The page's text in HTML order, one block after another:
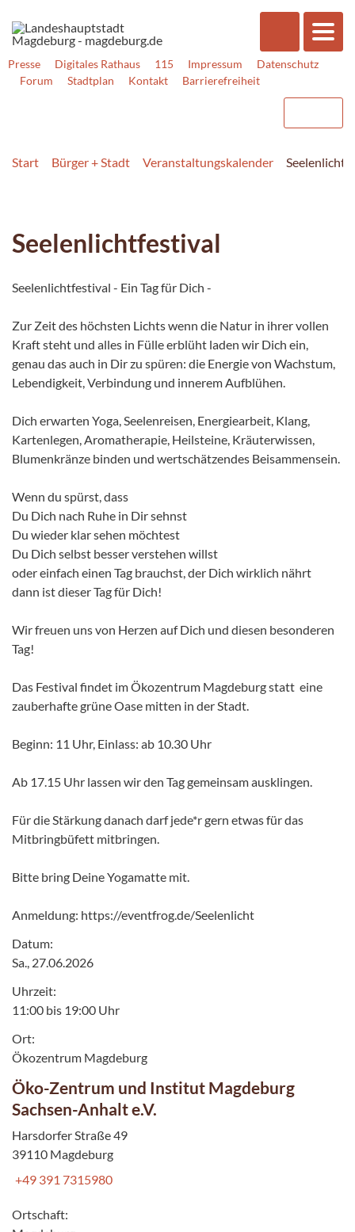
Presse Digitales Rathaus 115 Impressum
Datenschutz
Forum
Stadtplan Kontakt Barrierefreiheit
Start Bürger + Stadt Veranstaltungskalender
Seelenlichtfestival
Seelenlichtfestival - Ein Tag für Dich -
Zur Zeit des höchsten Lichts wenn die Natur in ihrer vollen
Kraft steht und alles in Fülle erblüht laden wir Dich ein,
genau das auch in Dir zu spüren: die Energie von Wachstum,
Lebendigkeit, Verbindung und innerem Aufblühen.
Dich erwarten Yoga, Seelenreisen, Energiearbeit, Klang,
Kartenlegen, Aromatherapie, Heilsteine, Kräuterwissen,
Blumenkränze binden und wertschätzendes Beisammensein.
Wenn du spürst, dass
Du Dich nach Ruhe in Dir sehnst
Du wieder klar sehen möchtest
Du Dich selbst besser verstehen willst
oder einfach einen Tag brauchst, der Dich wirklich nährt
dann ist dieser Tag für Dich!
Wir freuen uns von Herzen auf Dich und diesen besonderen
Tag!
Das Festival findet im Ökozentrum Magdeburg statt eine
zauberhafte grüne Oase mitten in der Stadt.
Beginn: 11 Uhr, Einlass: ab 10.30 Uhr
Ab 17.15 Uhr lassen wir den Tag gemeinsam ausklingen.
Für die Stärkung danach darf jede*r gern etwas für das
Mitbringbüfett mitbringen.
Bitte bring Deine Yogamatte mit.
Anmeldung: https://eventfrog.de/Seelenlicht
Datum:
Sa., 27.06.2026
Uhrzeit:
11:00 bis 19:00 Uhr
Ort:
Ökozentrum Magdeburg
Öko-Zentrum und Institut Magdeburg
Sachsen-Anhalt e.V.
Harsdorfer Straße 49
39110 Magdeburg
+49 391 7315980
Ortschaft: